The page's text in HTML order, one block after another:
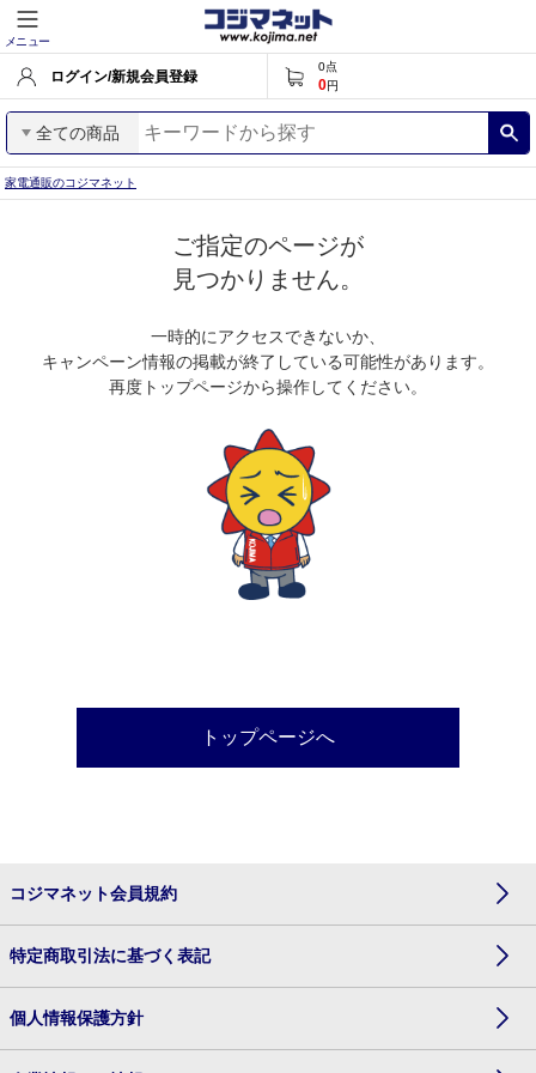
メニュー
ログイン/新規会員登録
0点
0円
全ての商品
家電通販のコジマネット
ご指定のページが
見つかりません。
一時的にアクセスできないか、
キャンペーン情報の掲載が終了している可能性があります。
再度トップページから操作してください。
トップページへ
コジマネット会員規約
特定商取引法に基づく表記
個人情報保護方針